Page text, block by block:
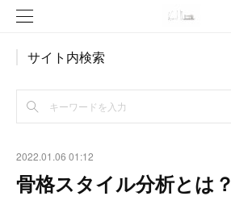
サイト内検索
2022.01.06 01:12
骨格スタイル分析とは？